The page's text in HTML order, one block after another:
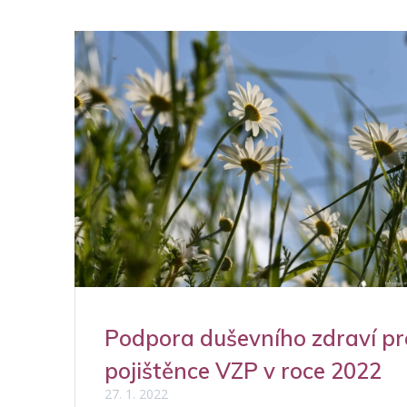
Podpora duševního zdraví
pojištěnce VZP v roce 2022
27. 1. 2022